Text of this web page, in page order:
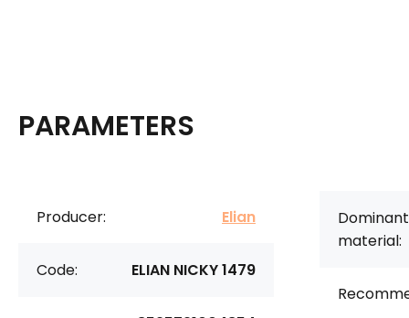
PARAMETERS
Producer: Elian
Code: ELIAN NICKY 1479
Dominant
material: